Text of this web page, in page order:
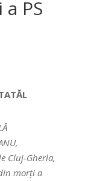
PS
Cluj-Gherla,
morți a